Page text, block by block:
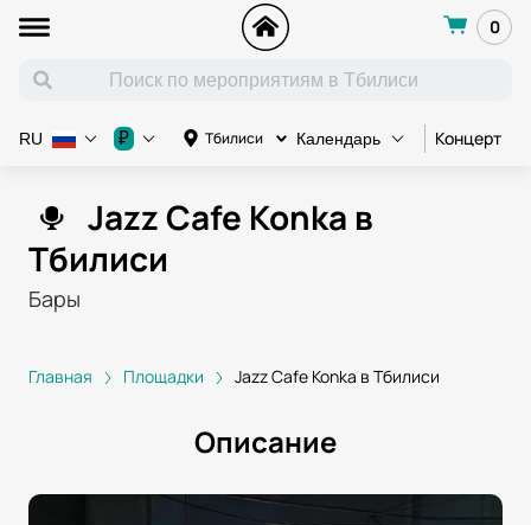
0
Тбилиси Календарь Концерт
RU ₽
Jazz Cafe Konka в
Тбилиси
Бары
Главная Площадки Jazz Cafe Konka в Тбилиси
Описание